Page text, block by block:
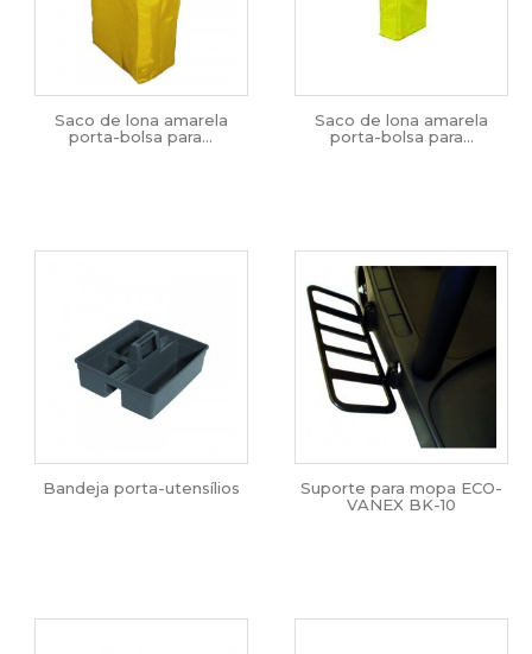
Saco de lona amarela
porta-bolsa para...
Saco de lona amarela
porta-bolsa para...
Bandeja porta-utensílios
Suporte para mopa ECO-
VANEX BK-10